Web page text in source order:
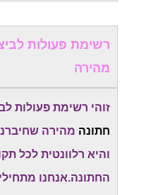
רשימת פעולות
מהירה
זוהי רשימת פעולות
חתונה מהירה
והיא רלוונטית לכל